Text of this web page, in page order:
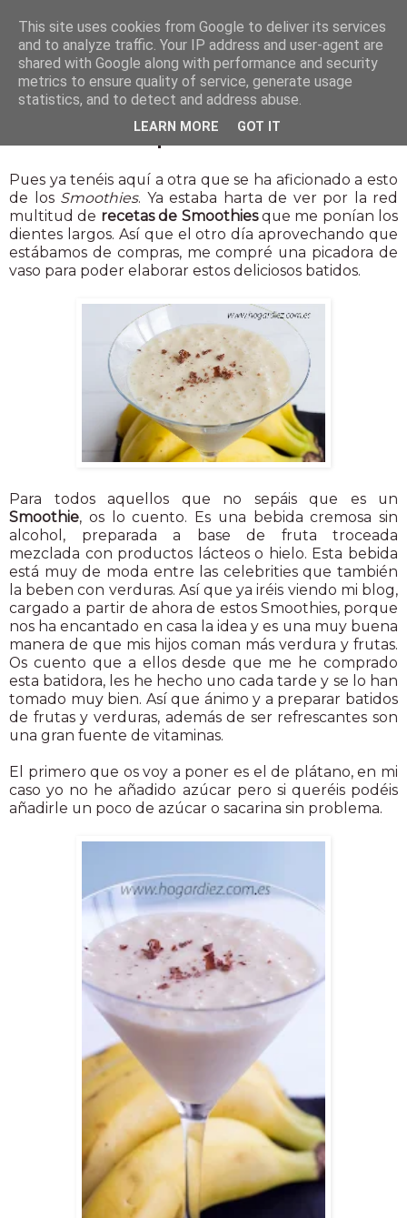
Smoothie de plátano
Pues ya tenéis aquí a otra que se ha aficionado a esto
de los Smoothies. Ya estaba harta de ver por la red
multitud de recetas de Smoothiesque me ponían los
dientes largos. Así que el otro día aprovechando que
estábamos de compras, me compré una picadora de
vaso para poder elaborar estos deliciosos batidos.
Para todos aquellos que no sepáis que es un
Smoothie, os lo cuento. Es una bebida cremosa sin
alcohol, preparada a base de fruta troceada
mezclada con productos lácteos o hielo. Esta bebida
está muy de moda entre las celebrities que también
la beben con verduras. Así que ya iréis viendo mi blog,
cargado a partir de ahora de estos Smoothies, porque
nos ha encantado en casa la idea y es una muy buena
manera de que mis hijos coman más verdura y frutas.
Os cuento que a ellos desde que me he comprado
esta batidora, les he hecho uno cada tarde y se lo han
tomado muy bien. Así que ánimo y a preparar batidos
de frutas y verduras, además de ser refrescantes son
una gran fuente de vitaminas.
El primero que os voy a poner es el de plátano, en mi
caso yo no he añadido azúcar pero si queréis podéis
añadirle un poco de azúcar o sacarina sin problema.
This site uses cookies from Google to deliver its services
and to analyze traffic. Your IP address and user-agent are
shared with Google along with performance and security
metrics to ensure quality of service, generate usage
statistics, and to detect and address abuse.
LEARN MORE GOT IT